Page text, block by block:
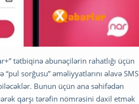
tətbiqinə abunəçilərin rahatlığı üçün
sorğusu” əməliyyatlarını əlavə SMS
Bunun üçün ana səhifədən
qarşı tərəfin nömrəsini daxil etmək